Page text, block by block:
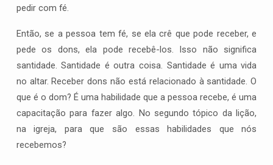
pedir com fé.
Então, se a pessoa tem fé, se ela crê que pode receber, e
pede os dons, ela pode recebê-los. Isso não significa
santidade. Santidade é outra coisa. Santidade é uma vida
no altar. Receber dons não está relacionado à santidade. O
que é o dom? É uma habilidade que a pessoa recebe, é uma
capacitação para fazer algo. No segundo tópico da lição,
na igreja, para que são essas habilidades que nós
recebemos?